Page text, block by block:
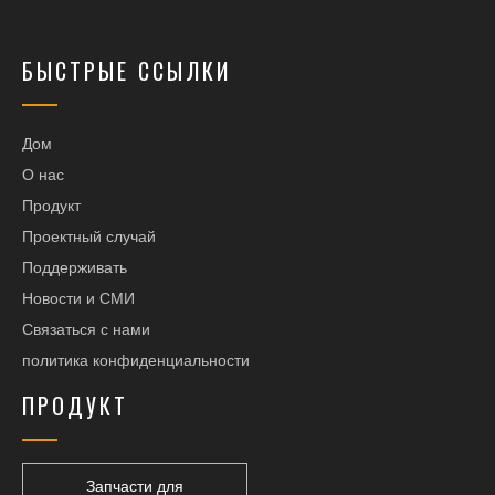
БЫСТРЫЕ ССЫЛКИ
Дом
О нас
Продукт
Проектный случай
Поддерживать
Новости и СМИ
Связаться с нами
политика конфиденциальности
ПРОДУКТ
Запчасти для